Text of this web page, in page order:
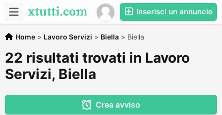
Inserisci un annuncio
Home > Lavoro Servizi > Biella > Biella
22 risultati trovati in Lavoro
Servizi, Biella
Crea avviso